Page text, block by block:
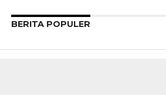
BERITA POPULER